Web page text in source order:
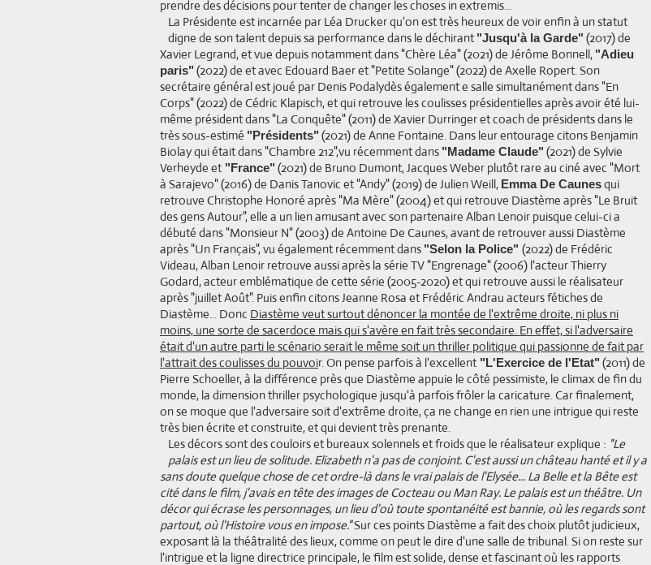
prendre des décisions pour tenter de changer les choses in extremis...
La Présidente est incarnée par Léa Drucker qu'on est très heureux de voir enfin à un statut
digne de son talent depuis sa performance dans le déchirant "Jusqu'à la Garde" (2017) de
Xavier Legrand, et vue depuis notamment dans "Chère Léa" (2021) de Jérôme Bonnell, "Adieu
paris" (2022) de et avec Edouard Baer et "Petite Solange" (2022) de Axelle Ropert. Son
secrétaire général est joué par Denis Podalydès également e salle simultanément dans "En
Corps" (2022) de Cédric Klapisch, et qui retrouve les coulisses présidentielles après avoir été lui-
même président dans "La Conquête" (2011) de Xavier Durringer et coach de présidents dans le
très sous-estimé "Présidents" (2021) de Anne Fontaine. Dans leur entourage citons Benjamin
Biolay qui était dans "Chambre 212",vu récemment dans "Madame Claude" (2021) de Sylvie
Verheyde et "France" (2021) de Bruno Dumont, Jacques Weber plutôt rare au ciné avec "Mort
à Sarajevo" (2016) de Danis Tanovic et "Andy" (2019) de Julien Weill, Emma De Caunesqui
retrouve Christophe Honoré après "Ma Mère" (2004) et qui retrouve Diastème après "Le Bruit
des gens Autour", elle a un lien amusant avec son partenaire Alban Lenoir puisque celui-ci a
débuté dans "Monsieur N" (2003) de Antoine De Caunes, avant de retrouver aussi Diastème
après "Un Français", vu également récemment dans "Selon la Police" (2022) de Frédéric
Videau, Alban Lenoir retrouve aussi après la série TV "Engrenage" (2006) l'acteur Thierry
Godard, acteur emblématique de cette série (2005-2020) et qui retrouve aussi le réalisateur
après "juillet Août". Puis enfin citons Jeanne Rosa et Frédéric Andrau acteurs fétiches de
Diastème... Donc Diastème veut surtout dénoncer la montée de l'extrême droite, ni plus ni
moins, une sorte de sacerdoce mais qui s'avère en fait très secondaire. En effet, si l'adversaire
était d'un autre parti le scénario serait le même soit un thriller politique qui passionne de fait par
l'attrait des coulisses du pouvoir. On pense parfois à l'excellent "L'Exercice de l'Etat" (2011) de
Pierre Schoeller, à la différence près que Diastème appuie le côté pessimiste, le climax de fin du
monde, la dimension thriller psychologique jusqu'à parfois frôler la caricature. Car finalement,
on se moque que l'adversaire soit d'extrême droite, ça ne change en rien une intrigue qui reste
très bien écrite et construite, et qui devient très prenante.
Les décors sont des couloirs et bureaux solennels et froids que le réalisateur explique : "Le
palais est un lieu de solitude. Elizabeth n'a pas de conjoint. C'est aussi un château hanté et il y a
sans doute quelque chose de cet ordre-là dans le vrai palais de l'Elysée... La Belle et la Bête est
cité dans le film, j'avais en tête des images de Cocteau ou Man Ray. Le palais est un théâtre. Un
décor qui écrase les personnages, un lieu d'où toute spontanéité est bannie, où les regards sont
partout, où l'Histoire vous en impose."Sur ces points Diastème a fait des choix plutôt judicieux,
exposant là la théâtralité des lieux, comme on peut le dire d'une salle de tribunal. Si on reste sur
l'intrigue et la ligne directrice principale, le film est solide, dense et fascinant où les rapports